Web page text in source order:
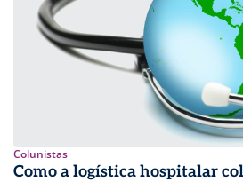
Colunistas
Como a logística hospitalar